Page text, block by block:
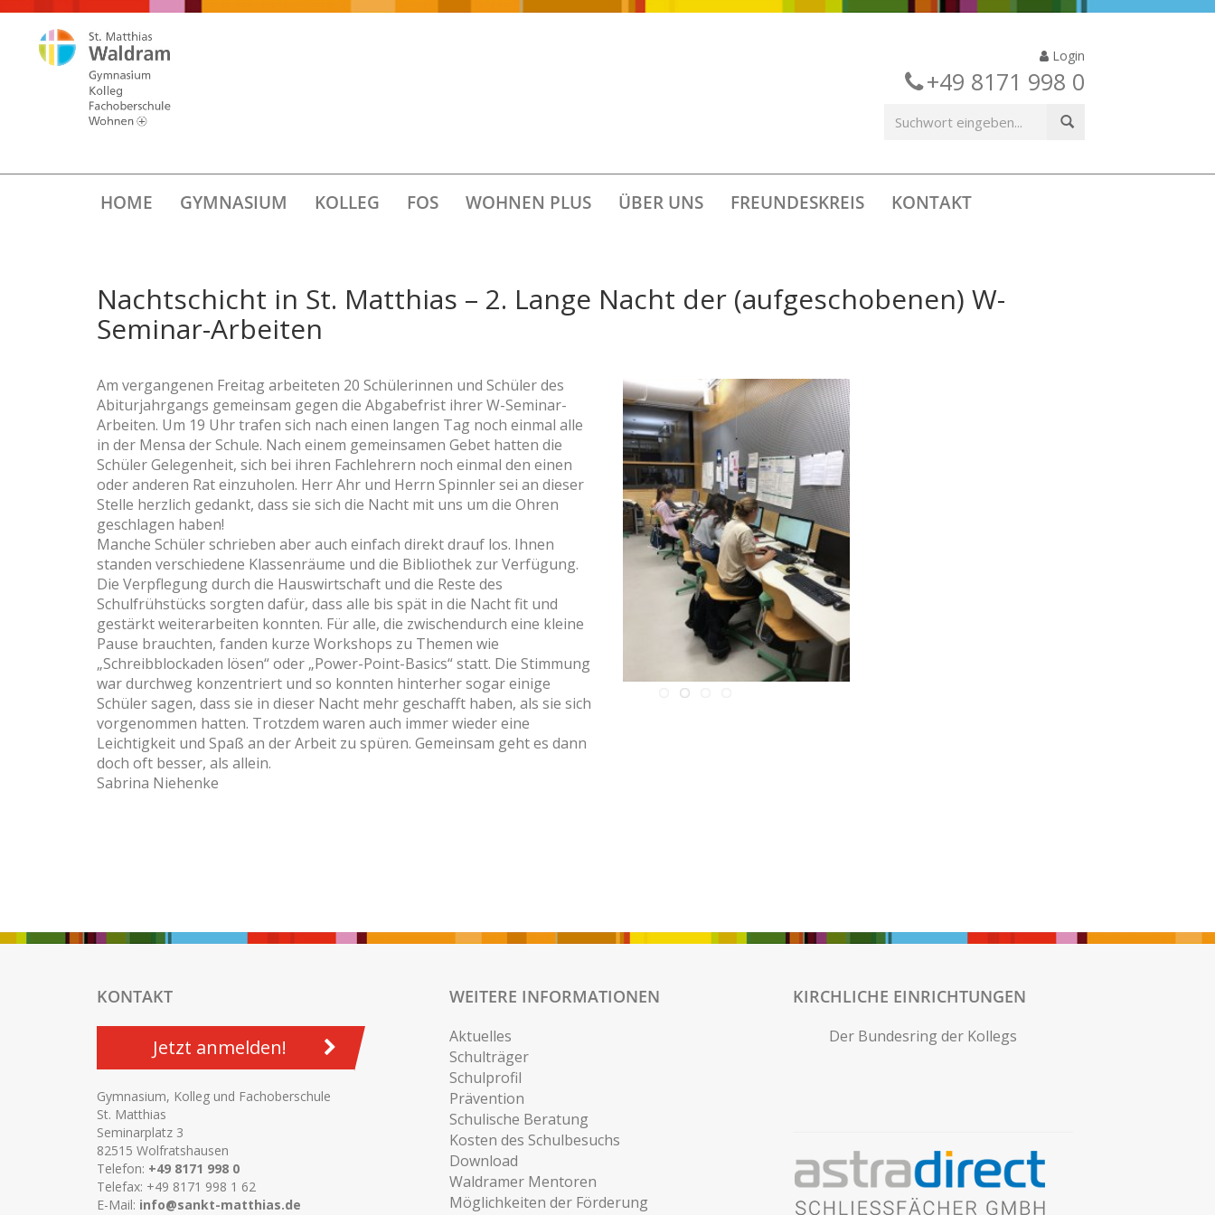
Login
+49 8171 998 0
HOME GYMNASIUM KOLLEG FOS WOHNEN PLUS ÜBER UNS FREUNDESKREIS KONTAKT
Nachtschicht in St. Matthias – 2. Lange Nacht der (aufgeschobenen) W-
Seminar-Arbeiten
Am vergangenen Freitag arbeiteten 20 Schülerinnen und Schüler des
Abiturjahrgangs gemeinsam gegen die Abgabefrist ihrer W-Seminar-
Arbeiten. Um 19 Uhr trafen sich nach einen langen Tag noch einmal alle
in der Mensa der Schule. Nach einem gemeinsamen Gebet hatten die
Schüler Gelegenheit, sich bei ihren Fachlehrern noch einmal den einen
oder anderen Rat einzuholen. Herr Ahr und Herrn Spinnler sei an dieser
Stelle herzlich gedankt, dass sie sich die Nacht mit uns um die Ohren
geschlagen haben!
Manche Schüler schrieben aber auch einfach direkt drauf los. Ihnen
standen verschiedene Klassenräume und die Bibliothek zur Verfügung.
Die Verpflegung durch die Hauswirtschaft und die Reste des
Schulfrühstücks sorgten dafür, dass alle bis spät in die Nacht fit und
gestärkt weiterarbeiten konnten. Für alle, die zwischendurch eine kleine
Pause brauchten, fanden kurze Workshops zu Themen wie
„Schreibblockaden lösen“ oder „Power-Point-Basics“ statt. Die Stimmung
war durchweg konzentriert und so konnten hinterher sogar einige
Schüler sagen, dass sie in dieser Nacht mehr geschafft haben, als sie sich
vorgenommen hatten. Trotzdem waren auch immer wieder eine
Leichtigkeit und Spaß an der Arbeit zu spüren. Gemeinsam geht es dann
doch oft besser, als allein.
Sabrina Niehenke
KONTAKT
Jetzt anmelden!
Gymnasium, Kolleg und Fachoberschule
St. Matthias
Seminarplatz 3
82515 Wolfratshausen
Telefon: +49 8171 998 0
Telefax: +49 8171 998 1 62
E-Mail: info@sankt-matthias.de
WEITERE INFORMATIONEN
Aktuelles
Schulträger
Schulprofil
Prävention
Schulische Beratung
Kosten des Schulbesuchs
Download
Waldramer Mentoren
Möglichkeiten der Förderung
KIRCHLICHE EINRICHTUNGEN
Der Bundesring der Kollegs